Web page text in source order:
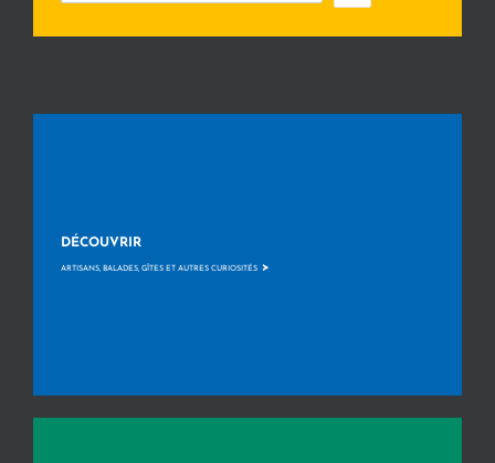
DÉCOUVRIR
ARTISANS, BALADES, GÎTES ET AUTRES CURIOSITÉS >